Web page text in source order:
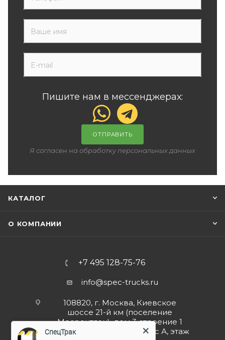
Пишите нам в мессенджерах:
ОТПРАВИТЬ
Я согласен на обработку персональных данных
КАТАЛОГ
О КОМПАНИИ
+7 495 128-75-76
info@spec-trucks.ru
108820, г. Москва, Киевское
шоссе 21-й км (поселение
Мосрентген), дом 3 строение 1
(Бизнес-центр G10), корпус А, этаж
СпецТрак